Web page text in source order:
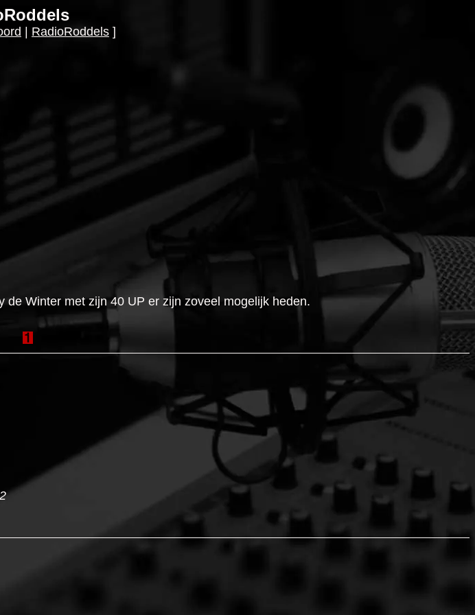
RadioRoddels ]
Winter met zijn 40 UP er zijn zoveel mogelijk heden.